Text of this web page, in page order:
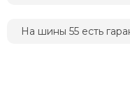
На шины 55 есть